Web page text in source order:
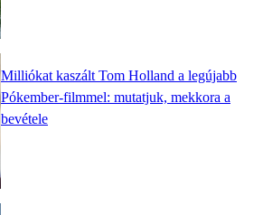
Milliókat kaszált Tom Holland a legújabb
Pókember-filmmel: mutatjuk, mekkora a
bevétele